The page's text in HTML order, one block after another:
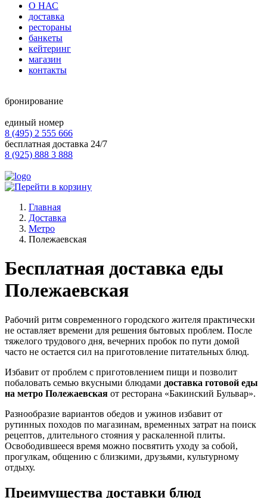
О НАС
доставка
рестораны
банкеты
кейтеринг
магазин
контакты
бронирование
единый номер
8 (495) 2 555 666
бесплатная доставка 24/7
8 (925) 888 3 888
Главная
Доставка
Метро
Полежаевская
Бесплатная доставка еды
Полежаевская
Рабочий ритм современного городского жителя практически
не оставляет времени для решения бытовых проблем. После
тяжелого трудового дня, вечерних пробок по пути домой
часто не остается сил на приготовление питательных блюд.
Избавит от проблем с приготовлением пищи и позволит
побаловать семью вкусными блюдами доставка готовой еды
на метро Полежаевская от ресторана «Бакинский Бульвар».
Разнообразие вариантов обедов и ужинов избавит от
рутинных походов по магазинам, временных затрат на поиск
рецептов, длительного стояния у раскаленной плиты.
Освободившееся время можно посвятить уходу за собой,
прогулкам, общению с близкими, друзьями, культурному
отдыху.
Преимущества доставки блюд